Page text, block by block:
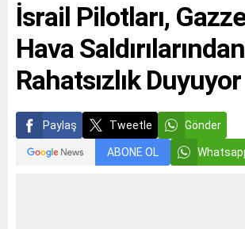
İsrail Pilotları,
Hava Saldırılarından
Rahatsızlık
Paylaş Tweetle Gönder
ABONE OL